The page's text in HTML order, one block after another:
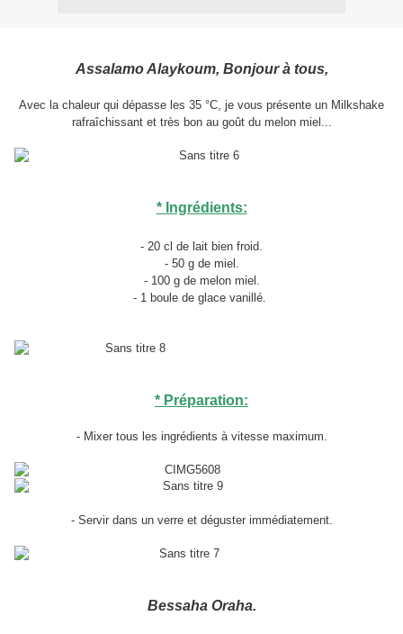
Assalamo Alaykoum, Bonjour à tous,
Avec la chaleur qui dépasse les 35 °C, je vous présente un Milkshake
rafraîchissant et très bon au goût du melon miel...
* Ingrédients:
- 20 cl de lait bien froid.
- 50 g de miel.
- 100 g de melon miel.
- 1 boule de glace vanillé.
* Préparation:
- Mixer tous les ingrédients à vitesse maximum.
- Servir dans un verre et déguster immédiatement.
Bessaha Oraha.